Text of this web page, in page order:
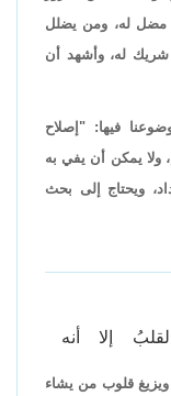
مضل له، ومن يضلل
شريك له، وأشهد أن
فيها: "إصلاح
ولا يمكن أن يفي به
ويحتاج إلى بحث
إلا أنه
قلوب من يشاء